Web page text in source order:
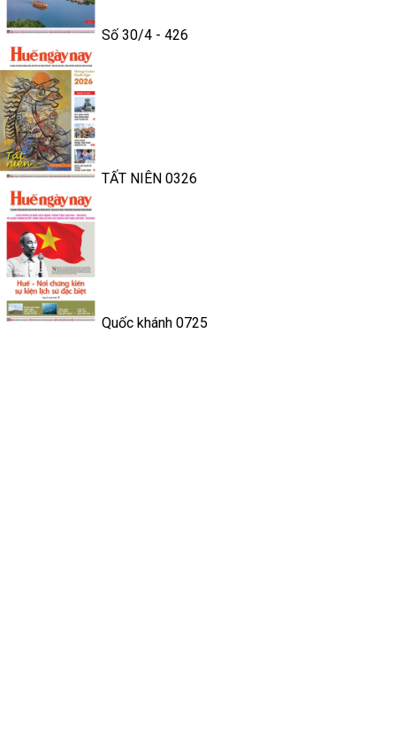
Số 30/4 - 426
TẤT NIÊN 0326
Quốc khánh 0725